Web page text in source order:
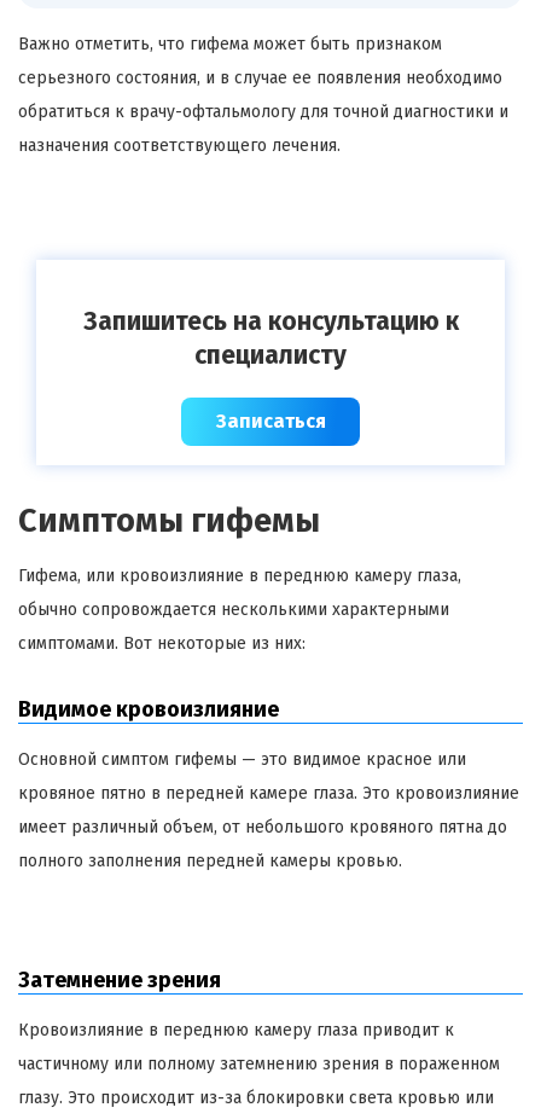
Важно отметить, что гифема может быть признаком
серьезного состояния, и в случае ее появления необходимо
обратиться к врачу-офтальмологу для точной диагностики и
назначения соответствующего лечения.
Запишитесь на консультацию к
специалисту
Записаться
Симптомы гифемы
Гифема, или кровоизлияние в переднюю камеру глаза,
обычно сопровождается несколькими характерными
симптомами. Вот некоторые из них:
Видимое кровоизлияние
Основной симптом гифемы — это видимое красное или
кровяное пятно в передней камере глаза. Это кровоизлияние
имеет различный объем, от небольшого кровяного пятна до
полного заполнения передней камеры кровью.
Затемнение зрения
Кровоизлияние в переднюю камеру глаза приводит к
частичному или полному затемнению зрения в пораженном
глазу. Это происходит из-за блокировки света кровью или